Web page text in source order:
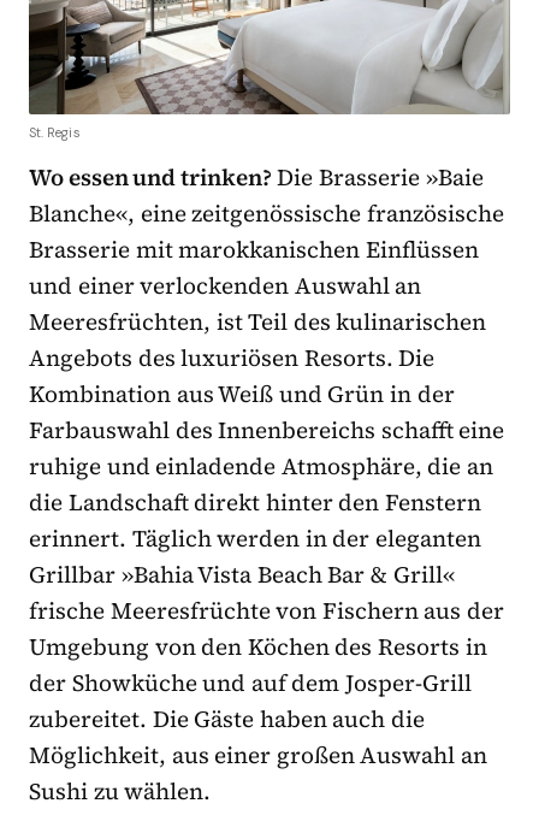
St. Regis
Wo essen und trinken?Die Brasserie »Baie
Blanche«, eine zeitgenössische französische
Brasserie mit marokkanischen Einflüssen
und einer verlockenden Auswahl an
Meeresfrüchten, ist Teil des kulinarischen
Angebots des luxuriösen Resorts. Die
Kombination aus Weiß und Grün in der
Farbauswahl des Innenbereichs schafft eine
ruhige und einladende Atmosphäre, die an
die Landschaft direkt hinter den Fenstern
erinnert. Täglich werden in der eleganten
Grillbar »Bahia Vista Beach Bar & Grill«
frische Meeresfrüchte von Fischern aus der
Umgebung von den Köchen des Resorts in
der Showküche und auf dem Josper-Grill
zubereitet. Die Gäste haben auch die
Möglichkeit, aus einer großen Auswahl an
Sushi zu wählen.